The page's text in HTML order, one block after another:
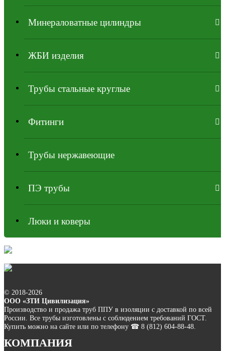
Минераловатные цилиндры
ЖБИ изделия
Трубы стальные круглые
Фитинги
Трубы нержавеющие
ПЭ трубы
Люки и коверы
© 2018-2026
ООО «ЗТИ Цивилизация»
Производство и продажа труб ППУ в изоляции с доставкой по всей
России. Все трубы изготовлены с соблюдением требований ГОСТ.
Купить можно на сайте или по телефону ☎ 8 (812) 604-88-48.
КОМПАНИЯ